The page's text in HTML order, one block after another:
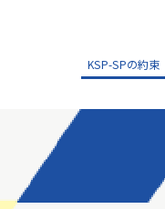
KSP-SPの約束